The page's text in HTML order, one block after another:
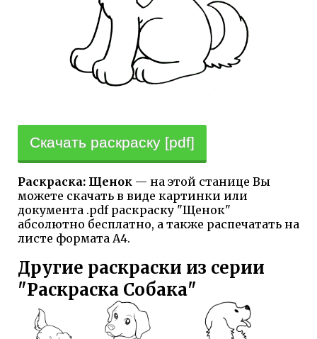
Скачать раскраску [pdf]
Раскраска: Щенок — на этой станице Вы
можете скачать в виде картинки или
документа .pdf раскраску "Щенок"
абсолютно бесплатно, а также распечатать на
листе формата А4.
Другие раскраски из серии
"Раскраска Собака"